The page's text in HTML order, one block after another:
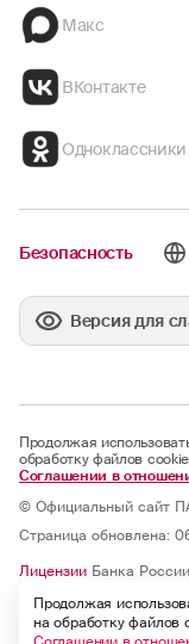
Макс
ВКонтакте
Одноклассники
Безопасность
Версия для
Продолжая
обработку файлов
Соглашении в
© Официальный сайт
Страница обновлена:
Лицензии Банка
№ 0001 — 05 и на
07.10.2025; бессрочные.
Юридический адрес:
Продолжая
на обработку